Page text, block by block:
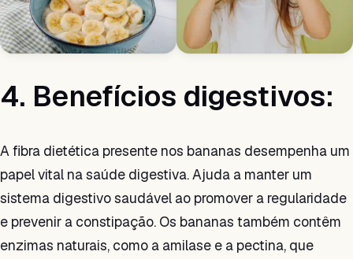
4. Benefícios digestivos:
A fibra dietética presente nos bananas desempenha um
papel vital na saúde digestiva. Ajuda a manter um
sistema digestivo saudável ao promover a regularidade
e prevenir a constipação. Os bananas também contêm
enzimas naturais, como a amilase e a pectina, que